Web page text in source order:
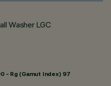
Washer LGC
- Rg (Gamut Index) 97